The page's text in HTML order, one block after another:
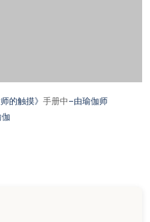
师的触摸》手册中–由瑜伽师